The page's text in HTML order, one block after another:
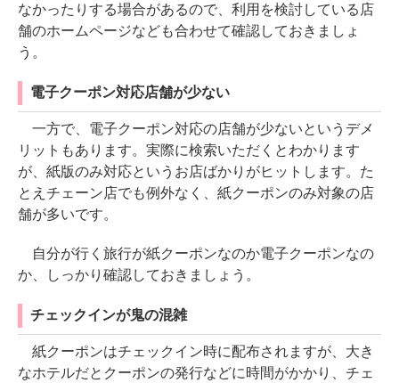
なかったりする場合があるので、利用を検討している店
舗のホームページなども合わせて確認しておきましょ
う。
電子クーポン対応店舗が少ない
一方で、電子クーポン対応の店舗が少ないというデメ
リットもあります。実際に検索いただくとわかります
が、紙版のみ対応というお店ばかりがヒットします。た
とえチェーン店でも例外なく、紙クーポンのみ対象の店
舗が多いです。
自分が行く旅行が紙クーポンなのか電子クーポンなの
か、しっかり確認しておきましょう。
チェックインが鬼の混雑
紙クーポンはチェックイン時に配布されますが、大き
なホテルだとクーポンの発行などに時間がかかり、チェ